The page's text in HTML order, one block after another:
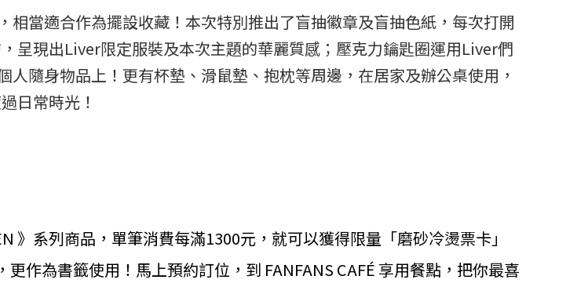
當適合作為擺設收藏！本次特別推出了盲抽徽章及盲抽色紙，每次打開
呈現出Liver限定服裝及本次主題的華麗質感；壓克力鑰匙圈運用Liver們
隨身物品上！更有杯墊、滑鼠墊、抱枕等周邊，在居家及辦公桌使用，
日常時光！
》系列商品，單筆消費每滿1300元，就可以獲得限量「磨砂冷燙票卡」
作為書籤使用！馬上預約訂位，到 FANFANS CAFÉ 享用餐點，把你最喜